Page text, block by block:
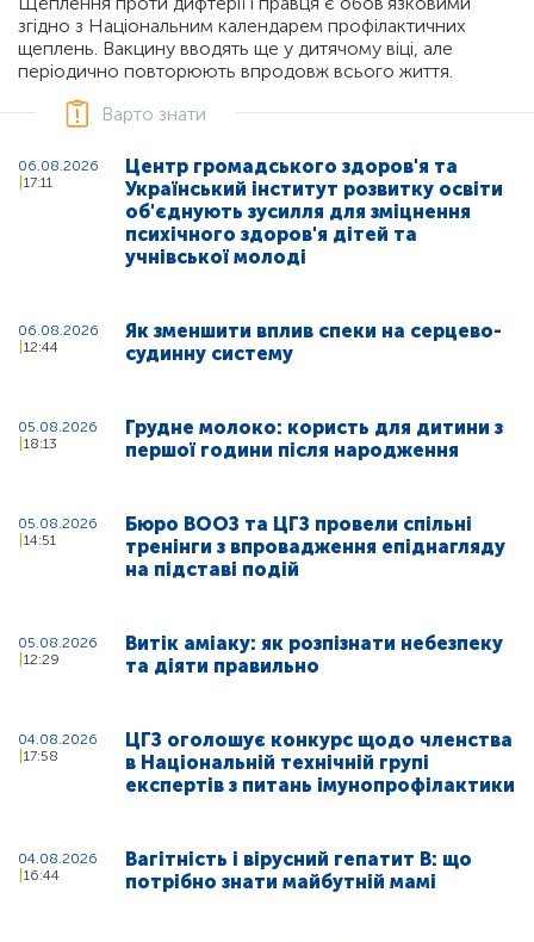
згідно з Національним календарем профілактичних
щеплень. Вакцину вводять ще у дитячому віці, але
періодично повторюють впродовж всього життя.
Варто знати
06.08.2026
17:11
Центр громадського здоров'я та
Український інститут розвитку освіти
об'єднують зусилля для зміцнення
психічного здоров'я дітей та
учнівської молоді
06.08.2026
12:44
Як зменшити вплив спеки на серцево-
судинну систему
05.08.2026
18:13
Грудне молоко: користь для дитини з
першої години після народження
05.08.2026
14:51
Бюро ВООЗ та ЦГЗ провели спільні
тренінги з впровадження епіднагляду
на підставі подій
05.08.2026
12:29
Витік аміаку: як розпізнати небезпеку
та діяти правильно
04.08.2026
17:58
ЦГЗ оголошує конкурс щодо членства
в Національній технічній групі
експертів з питань імунопрофілактики
04.08.2026
16:44
Вагітність і вірусний гепатит В: що
потрібно знати майбутній мамі